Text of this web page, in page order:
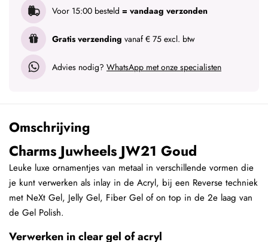
Voor 15:00 besteld = vandaag verzonden
Gratis verzending vanaf € 75 excl. btw
Advies nodig? WhatsApp met onze specialisten
Omschrijving
Charms Juwheels JW21 Goud
Leuke luxe ornamentjes van metaal in verschillende vormen die
je kunt verwerken als inlay in de Acryl, bij een Reverse techniek
met NeXt Gel, Jelly Gel, Fiber Gel of on top in de 2e laag van
de Gel Polish.
Verwerken in clear gel of acryl